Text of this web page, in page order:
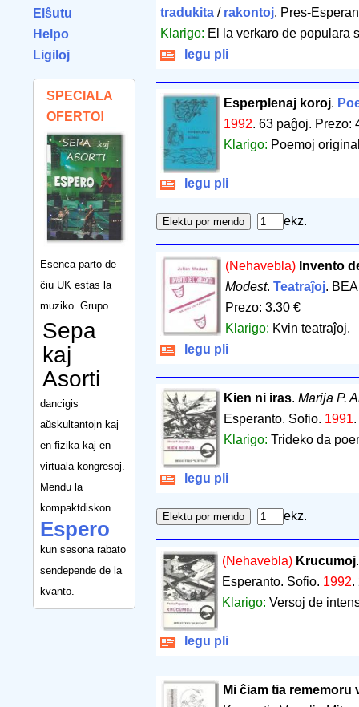
Elŝutu
Helpo
Ligiloj
SPECIALA
OFERTO!
Esenca parto de
ĉiu UK estas la
muziko. Grupo
Sepa
kaj
Asorti
dancigis
aŭskultantojn kaj
en fizika kaj en
virtuala kongresoj.
Mendu la
kompaktdiskon
Espero
kun sesona rabato
sendepende de la
kvanto.
tradukita / rakontoj. Pres-
Klarigo: El la verkaro de populara
legu pli
Esperplenaj koroj.
1992. 63 paĝoj. Prezo:
Klarigo: Poemoj
legu pli
ekz.
(Nehavebla) Invento
Modest.Teatraĵoj.
Prezo: 3.30 €
Klarigo: Kvin teatraĵoj.
legu pli
Kien ni iras. Marija P.
Esperanto. Sofio. 1991.
Klarigo: Trideko da
legu pli
ekz.
(Nehavebla) Krucumoj
Esperanto. Sofio. 1992.
Klarigo: Versoj de
legu pli
Mi ĉiam tia rememoru